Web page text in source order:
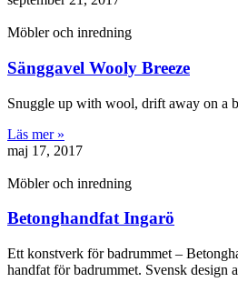
Möbler och inredning
Sänggavel Wooly Breeze
Snuggle up with wool, drift away on a
Läs mer »
maj 17, 2017
Möbler och inredning
Betonghandfat Ingarö
Ett konstverk för badrummet –
handfat för badrummet. Svensk design